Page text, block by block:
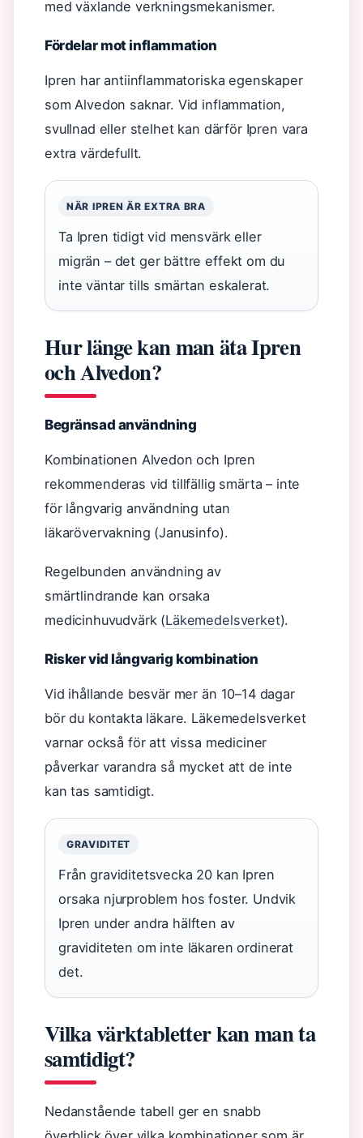
med växlande verkningsmekanismer.
Fördelar mot inflammation
Ipren har antiinflammatoriska egenskaper
som Alvedon saknar. Vid inflammation,
svullnad eller stelhet kan därför Ipren vara
extra värdefullt.
NÄR IPREN ÄR EXTRA BRA
Ta Ipren tidigt vid mensvärk eller
migrän – det ger bättre effekt om du
inte väntar tills smärtan eskalerat.
Hur länge kan man äta Ipren
och Alvedon?
Begränsad användning
Kombinationen Alvedon och Ipren
rekommenderas vid tillfällig smärta – inte
för långvarig användning utan
läkarövervakning (Janusinfo).
Regelbunden användning av
smärtlindrande kan orsaka
medicinhuvudvärk (Läkemedelsverket).
Risker vid långvarig kombination
Vid ihållande besvär mer än 10–14 dagar
bör du kontakta läkare. Läkemedelsverket
varnar också för att vissa mediciner
påverkar varandra så mycket att de inte
kan tas samtidigt.
GRAVIDITET
Från graviditetsvecka 20 kan Ipren
orsaka njurproblem hos foster. Undvik
Ipren under andra hälften av
graviditeten om inte läkaren ordinerat
det.
Vilka värktabletter kan man ta
samtidigt?
Nedanstående tabell ger en snabb